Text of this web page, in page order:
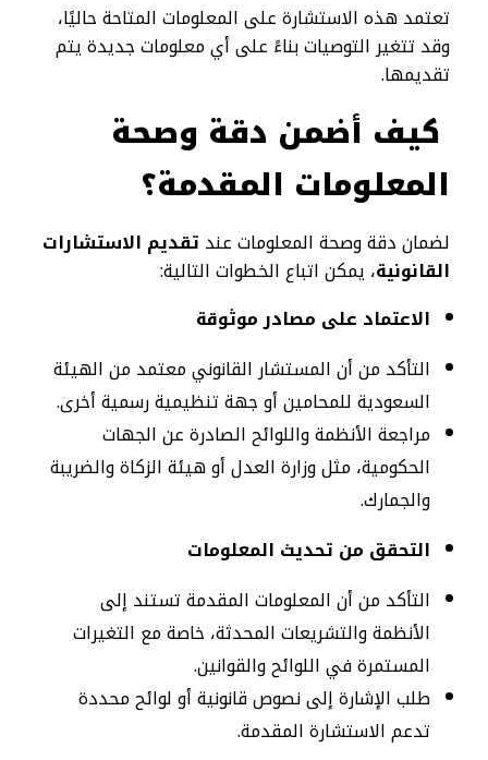
تعتمد هذه الاستشارة على المعلومات المتاحة حاليًا،
وقد تتغير التوصيات بناءً على أي معلومات جديدة يتم
تقديمها.
كيف أضمن دقة وصحة
المعلومات المقدمة؟
لضمان دقة وصحة المعلومات عند تقديم الاستشارات
القانونية، يمكن اتباع الخطوات التالية:
الاعتماد على مصادر موثوقة
التأكد من أن المستشار القانوني معتمد من الهيئة
السعودية للمحامين أو جهة تنظيمية رسمية أخرى.
مراجعة الأنظمة واللوائح الصادرة عن الجهات
الحكومية، مثل وزارة العدل أو هيئة الزكاة والضريبة
والجمارك.
التحقق من تحديث المعلومات
التأكد من أن المعلومات المقدمة تستند إلى
الأنظمة والتشريعات المحدثة، خاصة مع التغيرات
المستمرة في اللوائح والقوانين.
طلب الإشارة إلى نصوص قانونية أو لوائح محددة
تدعم الاستشارة المقدمة.